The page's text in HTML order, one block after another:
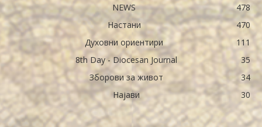
NEWS
478
Настани
470
Духовни ориентири
111
8th Day - Diocesan Journal
35
Зборови за живот
34
Најави
30